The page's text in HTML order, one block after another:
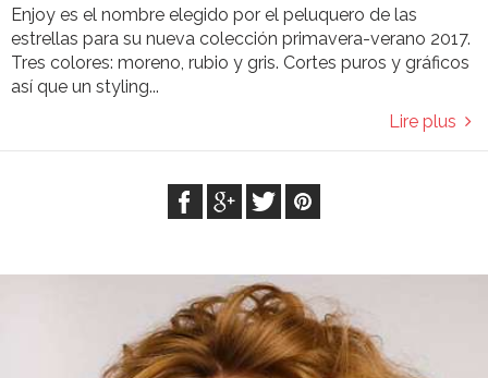
Enjoy es el nombre elegido por el peluquero de las
estrellas para su nueva colección primavera-verano 2017.
Tres colores: moreno, rubio y gris. Cortes puros y gráficos
así que un styling...
Lire plus